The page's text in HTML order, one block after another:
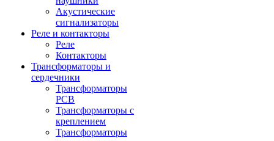
Акустические
сигнализаторы
Реле и контакторы
Реле
Контакторы
Трансформаторы и
сердечники
Трансформаторы
PCB
Трансформаторы с
креплением
Трансформаторы